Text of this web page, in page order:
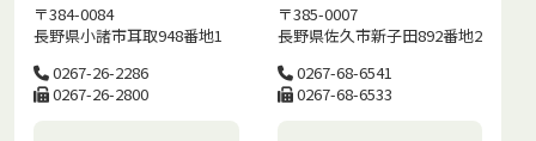
〒384-0084
長野県小諸市耳取948番地1
0267-26-2286
0267-26-2800
〒385-0007
長野県佐久市新子田892番地2
0267-68-6541
0267-68-6533